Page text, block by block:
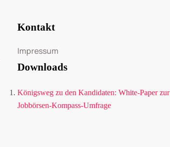
Kontakt
Impressum
Downloads
Königsweg zu den Kandidaten: White-Paper zur
Jobbörsen-Kompass-Umfrage